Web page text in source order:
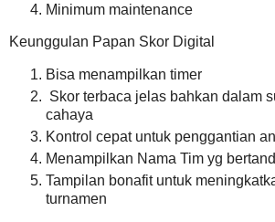
Minimum maintenance
Keunggulan Papan Skor Digital
Bisa menampilkan timer
Skor terbaca jelas bahkan dalam
cahaya
Kontrol cepat untuk penggantian
Menampilkan Nama Tim yg
Tampilan bonafit untuk
turnamen